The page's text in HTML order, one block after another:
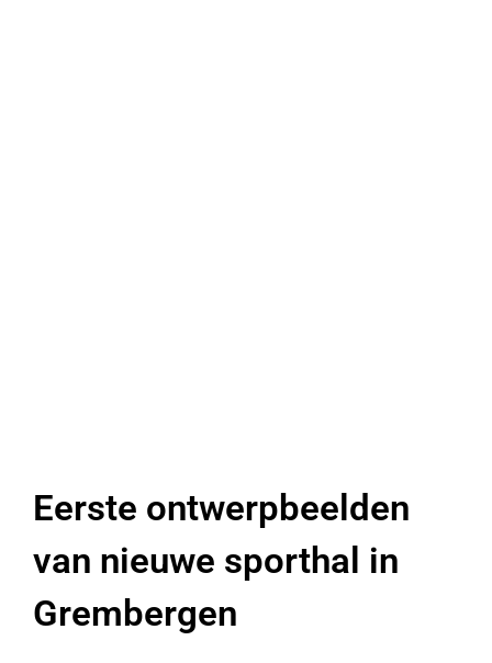
Eerste ontwerpbeelden
van nieuwe sporthal in
Grembergen